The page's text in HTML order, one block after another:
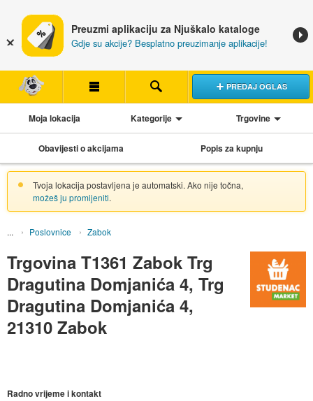
Preuzmi aplikaciju za Njuškalo kataloge
Gdje su akcije? Besplatno preuzimanje aplikacije!
PREDAJ OGLAS
Moja lokacija Kategorije Trgovine
Obavijesti o akcijama Popis za kupnju
Tvoja lokacija postavljena je automatski. Ako nije točna,
možeš ju promijeniti.
Poslovnice Zabok
Trgovina T1361 Zabok Trg
Dragutina Domjanića 4, Trg
Dragutina Domjanića 4,
21310 Zabok
Radno vrijeme i kontakt